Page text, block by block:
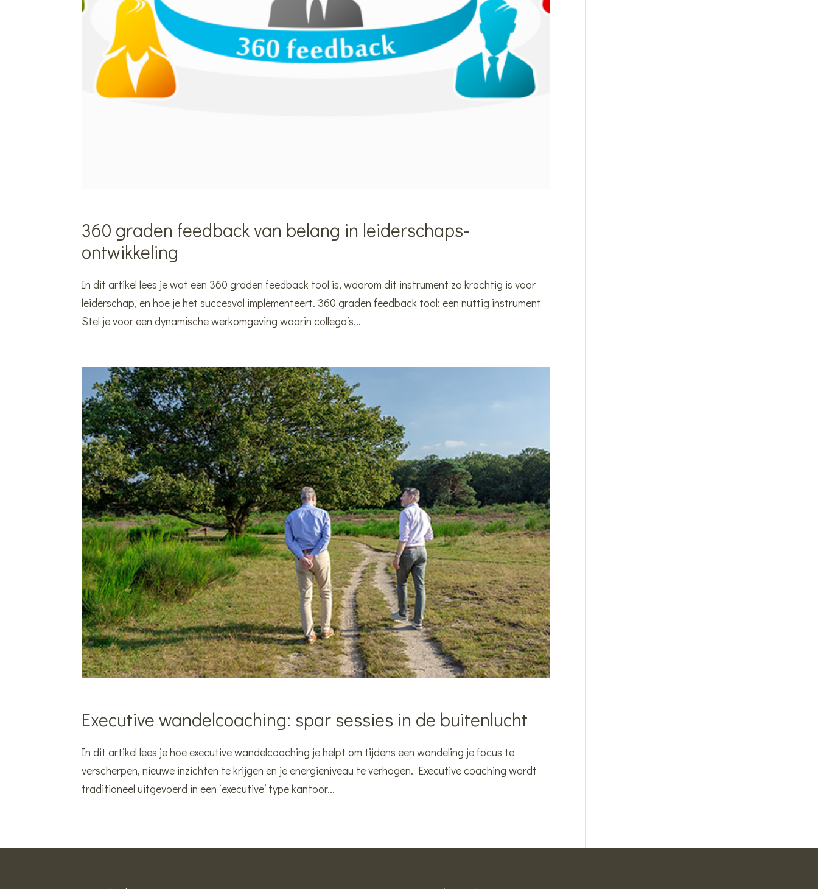
360 graden feedback van belang in leiderschaps-
ontwikkeling
In dit artikel lees je wat een 360 graden feedback tool is, waarom dit instrument zo krachtig is voor
leiderschap, en hoe je het succesvol implementeert. 360 graden feedback tool: een nuttig instrument
Stel je voor een dynamische werkomgeving waarin collega’s...
Executive wandelcoaching: spar sessies in de buitenlucht
In dit artikel lees je hoe executive wandelcoaching je helpt om tijdens een wandeling je focus te
verscherpen, nieuwe inzichten te krijgen en je energieniveau te verhogen. Executive coaching wordt
traditioneel uitgevoerd in een ‘executive’ type kantoor...